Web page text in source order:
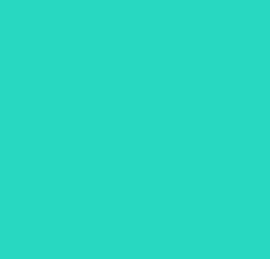
– Да, правда. К
западным людям, чтобы
«чужих». Итальянцев, как
начала XX века
ДеМиль даже поспорил с
Валентино никогда не
поэтому он априори не
сделало тогда кассу и
парадоксально, но
Зачастую в Америке можно